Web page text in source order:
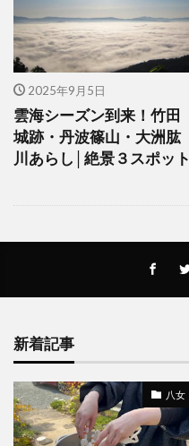
2025年9月5日
雲海シーズン到来！竹田
城跡・丹波篠山・大洲肱
川あらし│絶景３スポット
新着記事
八女